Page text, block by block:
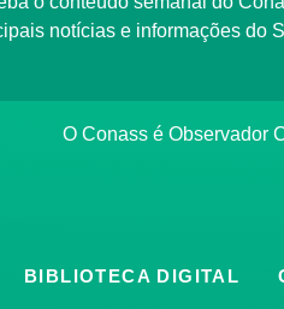
notícias e informações do
O Conass é Observador
BIBLIOTECA DIGITAL